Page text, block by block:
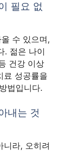
필요 없
수 있으며,
. 젊은 나이
건강 이상
료 성공률을
법입니다.
내는 것
니라, 오히려